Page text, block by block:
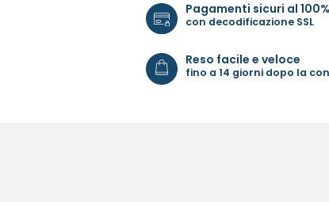
Pagamenti sicuri al 100%
con decodificazione SSL
Reso facile e veloce
fino a 14 giorni dopo la